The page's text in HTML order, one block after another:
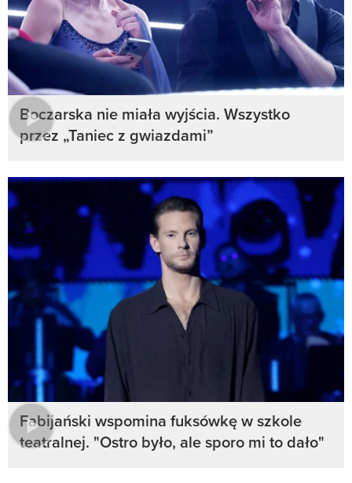
Boczarska nie miała wyjścia. Wszystko
przez „Taniec z gwiazdami”
Fabijański wspomina fuksówkę w szkole
teatralnej. "Ostro było, ale sporo mi to dało"